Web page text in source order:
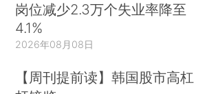
岗位减少2.3万个失业率降至
4.1%
2026年08月08日
【周刊提前读】韩国股市高杠